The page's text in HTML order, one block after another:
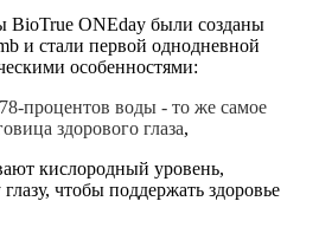
BioTrue ONEday были созданы
и стали первой однодневной
особенностями:
процентов воды - то же самое
здорового глаза,
кислородный уровень,
чтобы поддержать здоровье